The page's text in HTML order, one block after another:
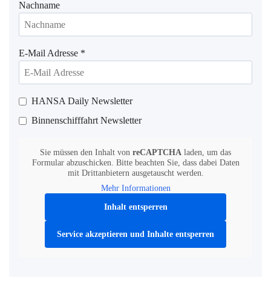
Nachname
E-Mail Adresse *
HANSA Daily Newsletter
Binnenschifffahrt Newsletter
Sie müssen den Inhalt von reCAPTCHA laden, um das
Formular abzuschicken. Bitte beachten Sie, dass dabei Daten
mit Drittanbietern ausgetauscht werden.
Mehr Informationen
Inhalt entsperren
Service akzeptieren und Inhalte entsperren